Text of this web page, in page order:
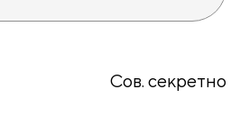
Сов. секретно